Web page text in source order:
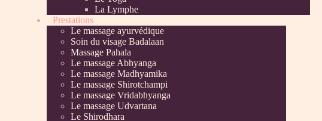
La Lymphe
Prestations
Le massage ayurvédique
Soin du visage Badalaan
Massage Pahala
Le massage Abhyanga
Le massage Madhyamika
Le massage Shirotchampi
Le massage Vridabhyanga
Le massage Udvartana
Le Shirodhara